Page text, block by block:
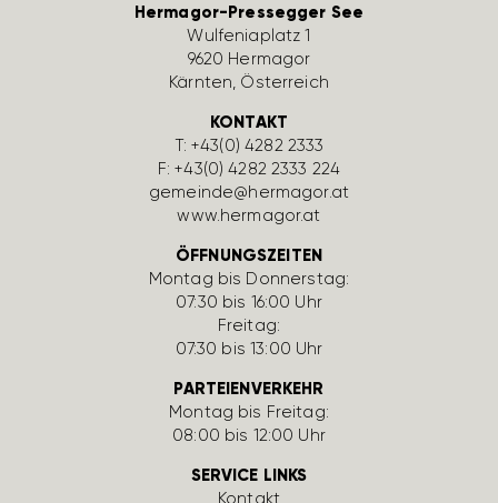
Hermagor-Pressegger See
Wulfe­nia­platz 1
9620 Hermagor
Kärnten, Öster­reich
KONTAKT
T:+43(0) 4282 2333
F: +43(0) 4282 2333 224
gemeinde@hermagor.at
www.hermagor.at
ÖFFNUNGSZEITEN
Montag bis Donnerstag:
07:30 bis 16:00 Uhr
Freitag:
07:30 bis 13:00 Uhr
PARTEIENVERKEHR
Montag bis Freitag:
08:00 bis 12:00 Uhr
SERVICE LINKS
Kontakt